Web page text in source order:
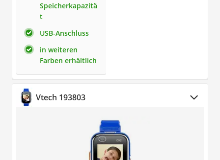
Speicherkapazitä
t
USB-Anschluss
in weiteren
Farben erhältlich
Vtech 193803